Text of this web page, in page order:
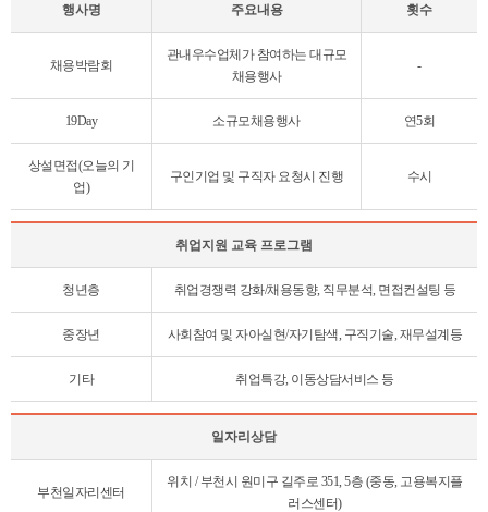
행사명 주요내용 횟수
채용박람회
관내우수업체가 참여하는 대규모
채용행사
-
19Day 소규모채용행사 연5회
상설면접(오늘의 기
업)
구인기업 및 구직자 요청시 진행 수시
프
취업지원 교육 프로그램
청년층 취업경쟁력 강화/채용동향, 직무분석, 면접컨설팅 등
중장년 사회참여 및 자아실현/자기탐색, 구직기술, 재무설계등
기타 취업특강, 이동상담서비스 등
일자리상담
부천일자리센터
위치 / 부천시 원미구 길주로 351, 5층 (중동, 고용복지플
러스센터)